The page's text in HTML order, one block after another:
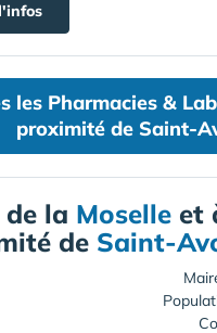
les Pharmacies &
proximité de Saint-
la Moselle et
de Saint-